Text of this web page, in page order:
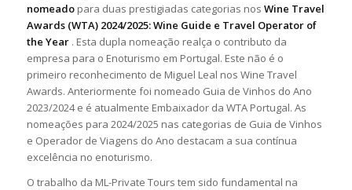
nomeado para duas prestigiadas categorias nos Wine Travel
Awards (WTA) 2024/2025: Wine Guide e Travel Operator of
the Year. Esta dupla nomeação realça o contributo da
empresa para o Enoturismo em Portugal. Este não é o
primeiro reconhecimento de Miguel Leal nos Wine Travel
Awards. Anteriormente foi nomeado Guia de Vinhos do Ano
2023/2024 e é atualmente Embaixador da WTA Portugal. As
nomeações para 2024/2025 nas categorias de Guia de Vinhos
e Operador de Viagens do Ano destacam a sua contínua
excelência no enoturismo.
O trabalho da ML-Private Tours tem sido fundamental na